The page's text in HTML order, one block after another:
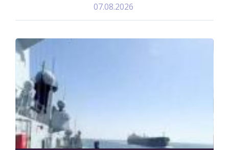
07.08.2026